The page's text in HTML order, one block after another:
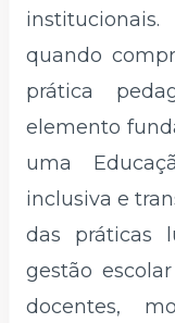
quando
prática
elemento
uma
inclusiva e
das práticas
gestão
docentes,